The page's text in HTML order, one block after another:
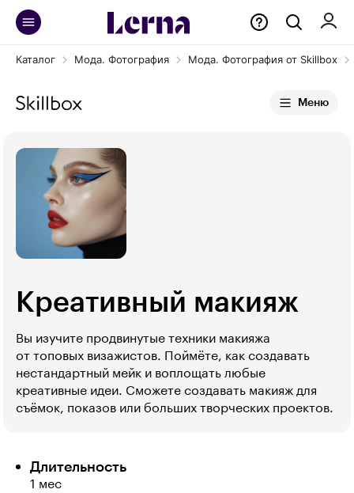
Каталог Мода. Фотография Мода. Фотография от Skillbox
Меню
Креативный макияж
Вы изучите продвинутые техники макияжа
от топовых визажистов. Поймёте, как создавать
нестандартный мейк и воплощать любые
креативные идеи. Сможете создавать макияж для
съёмок, показов или больших творческих проектов.
Длительность
1 мес